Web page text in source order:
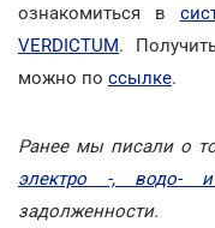
ознакомиться в
VERDICTUM.
можно по ссылке.
Ранее мы писали о
электро -, водо- и
задолженности.